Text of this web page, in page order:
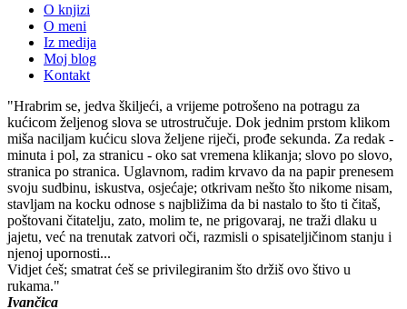
O knjizi
O meni
Iz medija
Moj blog
Kontakt
"Hrabrim se, jedva škiljeći, a vrijeme potrošeno na potragu za
kućicom željenog slova se utrostručuje. Dok jednim prstom klikom
miša naciljam kućicu slova željene riječi, prođe sekunda. Za redak -
minuta i pol, za stranicu - oko sat vremena klikanja; slovo po slovo,
stranica po stranica. Uglavnom, radim krvavo da na papir prenesem
svoju sudbinu, iskustva, osjećaje; otkrivam nešto što nikome nisam,
stavljam na kocku odnose s najbližima da bi nastalo to što ti čitaš,
poštovani čitatelju, zato, molim te, ne prigovaraj, ne traži dlaku u
jajetu, već na trenutak zatvori oči, razmisli o spisateljičinom stanju i
njenoj upornosti...
Vidjet ćeš; smatrat ćeš se privilegiranim što držiš ovo štivo u
rukama."
Ivančica